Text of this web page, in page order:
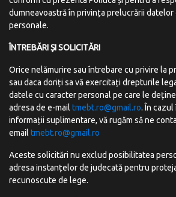
dumneavoastră în privința prelucrării datelor
personale.
ÎNTREBĂRIȘI SOLICITĂRI
Orice nelămurire sau întrebare cu privire la
sau daca doriți sa vă exercitați drepturile
datele cu caracter personal pe care le
adresa de e-mail tmebt.ro@gmail.ro. În
informații suplimentare, vă rugăm să ne
email tmebt.ro@gmail.ro
Aceste solicitări nu exclud posibilitatea
adresa instanțelor de judecată pentru
recunoscute de lege.